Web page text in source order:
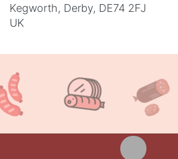
Kegworth, Derby, DE74 2FJ
UK